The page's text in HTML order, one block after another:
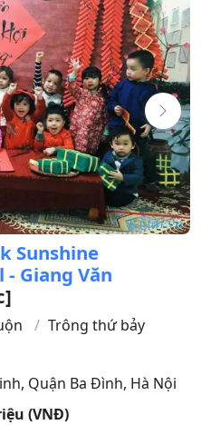
Sunshine
Giang Văn
Trông thứ bảy
, Quận Ba Đình, Hà Nội
(VNĐ)